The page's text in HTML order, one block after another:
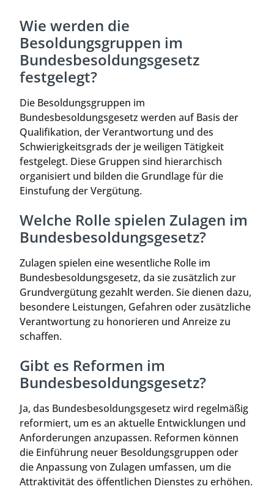
Wie werden die
Besoldungsgruppen im
Bundesbesoldungsgesetz
festgelegt?
Die Besoldungsgruppen im
Bundesbesoldungsgesetz werden auf Basis der
Qualifikation, der Verantwortung und des
Schwierigkeitsgrads der je weiligen Tätigkeit
festgelegt. Diese Gruppen sind hierarchisch
organisiert und bilden die Grundlage für die
Einstufung der Vergütung.
Welche Rolle spielen Zulagen im
Bundesbesoldungsgesetz?
Zulagen spielen eine wesentliche Rolle im
Bundesbesoldungsgesetz, da sie zusätzlich zur
Grundvergütung gezahlt werden. Sie dienen dazu,
besondere Leistungen, Gefahren oder zusätzliche
Verantwortung zu honorieren und Anreize zu
schaffen.
Gibt es Reformen im
Bundesbesoldungsgesetz?
Ja, das Bundesbesoldungsgesetz wird regelmäßig
reformiert, um es an aktuelle Entwicklungen und
Anforderungen anzupassen. Reformen können
die Einführung neuer Besoldungsgruppen oder
die Anpassung von Zulagen umfassen, um die
Attraktivität des öffentlichen Dienstes zu erhöhen.